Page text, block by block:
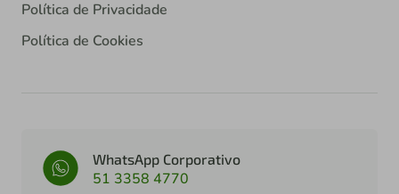
Política de Privacidade
Política de Cookies
WhatsApp Corporativo
51 3358 4770